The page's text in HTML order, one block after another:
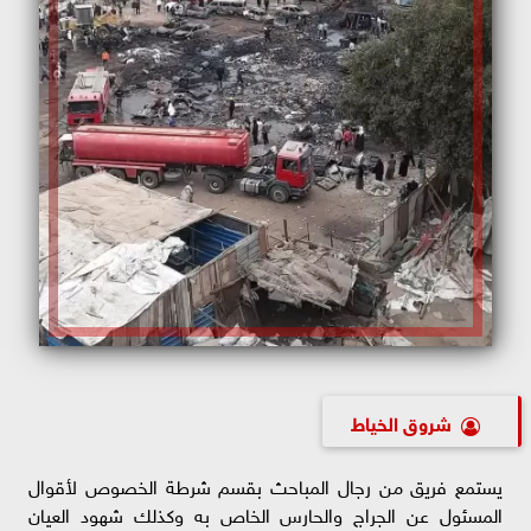
شروق الخياط
يستمع فريق من رجال المباحث بقسم شرطة الخصوص لأقوال
المسئول عن الجراج والحارس الخاص به وكذلك شهود العيان